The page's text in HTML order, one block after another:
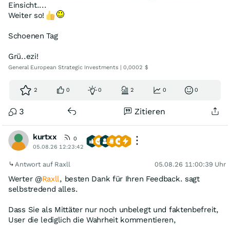
Einsicht....
Weiter so!
Schoenen Tag
Grü..ezi!
General European Strategic Investments | 0,0002 $
2 0 0 2 0 0
3 Zitieren
kurtxx
0
05.08.26 12:23:42
Antwort auf Raxll 05.08.26 11:00:39 Uhr
Werter @Raxll, besten Dank für Ihren Feedback. sagt
selbstredend alles.
Dass Sie als Mittäter nur noch unbelegt und faktenbefreit,
User die lediglich die Wahrheit kommentieren,